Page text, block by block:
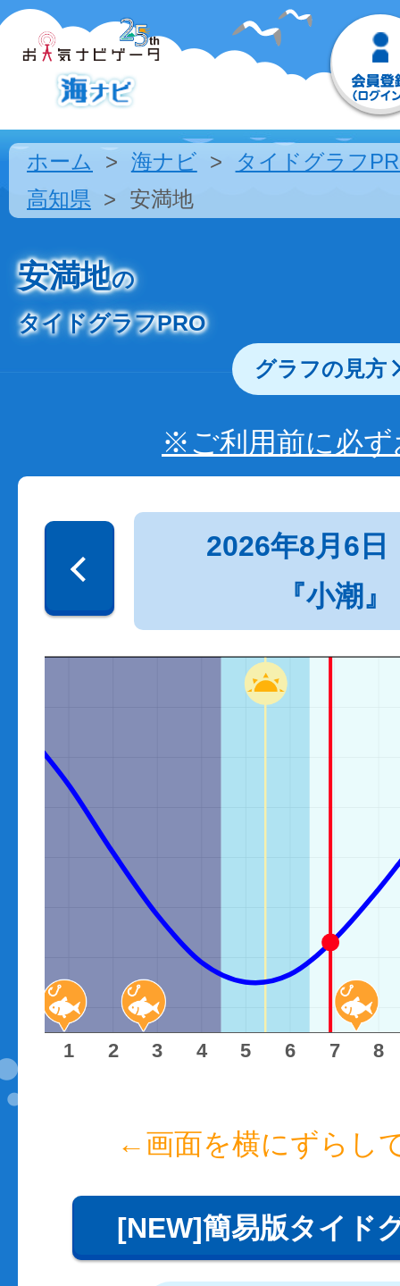
ホーム 海ナビ
タイドグラフ
高知県
安満地
安満地の
タイドグラフPRO
グラフの見方
※ご利用前に必
2026年8月6日
『小潮』
1 2 3 4 5 6 7 8
←画面を横にずらし
[NEW]簡易版タイド